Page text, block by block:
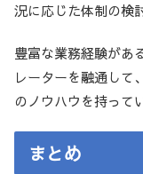
況に応じた体制の検
豊富な業務経験があ
レーターを融通して
のノウハウを持って
まとめ